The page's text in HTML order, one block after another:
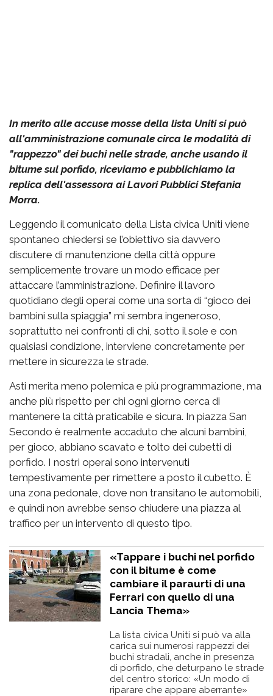
In merito alle accuse mosse della lista Uniti si può
all'amministrazione comunale circa le modalità di
"rappezzo" dei buchi nelle strade, anche usando il
bitume sul porfido, riceviamo e pubblichiamo la
replica dell'assessora ai Lavori Pubblici Stefania
Morra.
Leggendo il comunicato della Lista civica Uniti viene
spontaneo chiedersi se l’obiettivo sia davvero
discutere di manutenzione della città oppure
semplicemente trovare un modo efficace per
attaccare l’amministrazione. Definire il lavoro
quotidiano degli operai come una sorta di “gioco dei
bambini sulla spiaggia” mi sembra ingeneroso,
soprattutto nei confronti di chi, sotto il sole e con
qualsiasi condizione, interviene concretamente per
mettere in sicurezza le strade.
Asti merita meno polemica e più programmazione, ma
anche più rispetto per chi ogni giorno cerca di
mantenere la città praticabile e sicura. In piazza San
Secondo è realmente accaduto che alcuni bambini,
per gioco, abbiano scavato e tolto dei cubetti di
porfido. I nostri operai sono intervenuti
tempestivamente per rimettere a posto il cubetto. È
una zona pedonale, dove non transitano le automobili,
e quindi non avrebbe senso chiudere una piazza al
traffico per un intervento di questo tipo.
«Tappare i buchi nel porfido
con il bitume è come
cambiare il paraurti di una
Ferrari con quello di una
Lancia Thema»
La lista civica Uniti si può va alla
carica sui numerosi rappezzi dei
buchi stradali, anche in presenza
di porfido, che deturpano le strade
del centro storico: «Un modo di
riparare che appare aberrante»